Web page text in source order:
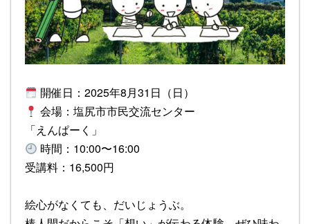
開催日：2025年8月31日（日）
会場：塩尻市市民交流センター
「えんぱーく」
時間：10:00〜16:00
受講料：16,500円
絵心がなくても、だいじょうぶ。